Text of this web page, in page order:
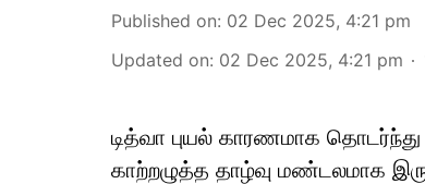
Published on: 02 Dec 2025, 4:21 pm
Updated on: 02 Dec 2025, 4:21 pm
டித்வா புயல் காரணமாக
காற்றழுத்த தாழ்வு மண்டலமாக